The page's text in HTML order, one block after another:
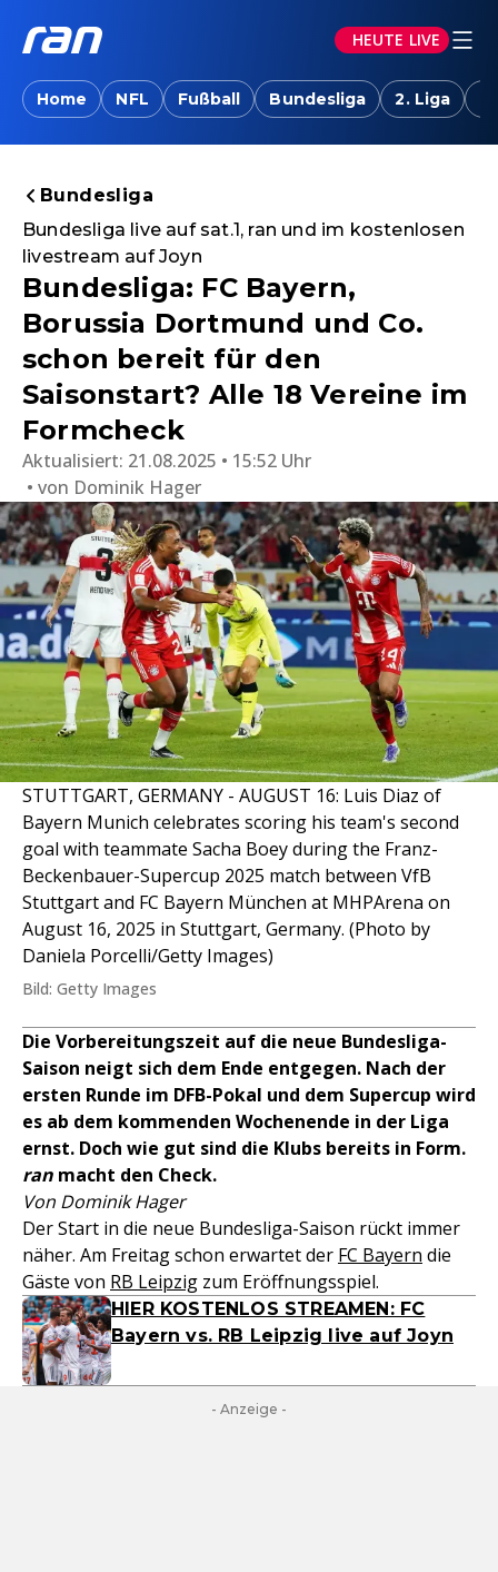
HEUTE LIVE
Home NFL Fußball Bundesliga 2. Liga
Bundesliga
Bundesliga live auf sat.1, ran und im kostenlosen
livestream auf Joyn
Bundesliga: FC Bayern,
Borussia Dortmund und Co.
schon bereit für den
Saisonstart? Alle 18 Vereine im
Formcheck
Aktualisiert: 21.08.2025 • 15:52 Uhr
von Dominik Hager
STUTTGART, GERMANY - AUGUST 16: Luis Diaz of
Bayern Munich celebrates scoring his team's second
goal with teammate Sacha Boey during the Franz-
Beckenbauer-Supercup 2025 match between VfB
Stuttgart and FC Bayern München at MHPArena on
August 16, 2025 in Stuttgart, Germany. (Photo by
Daniela Porcelli/Getty Images)
Bild: Getty Images
Die Vorbereitungszeit auf die neue Bundesliga-
Saison neigt sich dem Ende entgegen. Nach der
ersten Runde im DFB-Pokal und dem Supercup wird
es ab dem kommenden Wochenende in der Liga
ernst. Doch wie gut sind die Klubs bereits in Form.
ran macht den Check.
Von Dominik Hager
Der Start in die neue Bundesliga-Saison rückt immer
näher. Am Freitag schon erwartet der FC Bayern die
Gäste von RB Leipzig zum Eröffnungsspiel.
HIER KOSTENLOS STREAMEN: FC
Bayern vs. RB Leipzig live auf Joyn
- Anzeige -